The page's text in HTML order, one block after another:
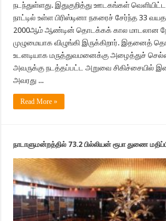
நடந்துள்ளது. இதுகுறித்து ஊடகங்கள்
நாட்டில் உள்ள பிரிஸ்டினா நகரைச் சேர்ந்த 33
2000ஆம் ஆண்டின் தொடக்கக் கால மாடலான
முழுமையாக விழுங்கி இருக்கிறார். இதனைத்
உடனடியாக மருத்துவமனைக்கு அழைத்துச்
அவருக்கு நடத்தப்பட்ட அறுவை சிகிச்சையில்
அவரது ...
Read More »
நாடாளுமன்றத்தில் 73.2 பில்லியன் ரூபா துணை